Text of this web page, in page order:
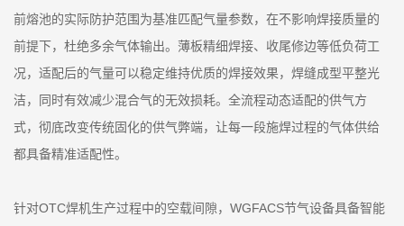
前熔池的实际防护范围为基准匹配气量参数，在不影响焊接质量的
前提下，杜绝多余气体输出。薄板精细焊接、收尾修边等低负荷工
况，适配后的气量可以稳定维持优质的焊接效果，焊缝成型平整光
洁，同时有效减少混合气的无效损耗。全流程动态适配的供气方
式，彻底改变传统固化的供气弊端，让每一段施焊过程的气体供给
都具备精准适配性。
针对OTC焊机生产过程中的空载间隙，WGFACS节气设备具备智能